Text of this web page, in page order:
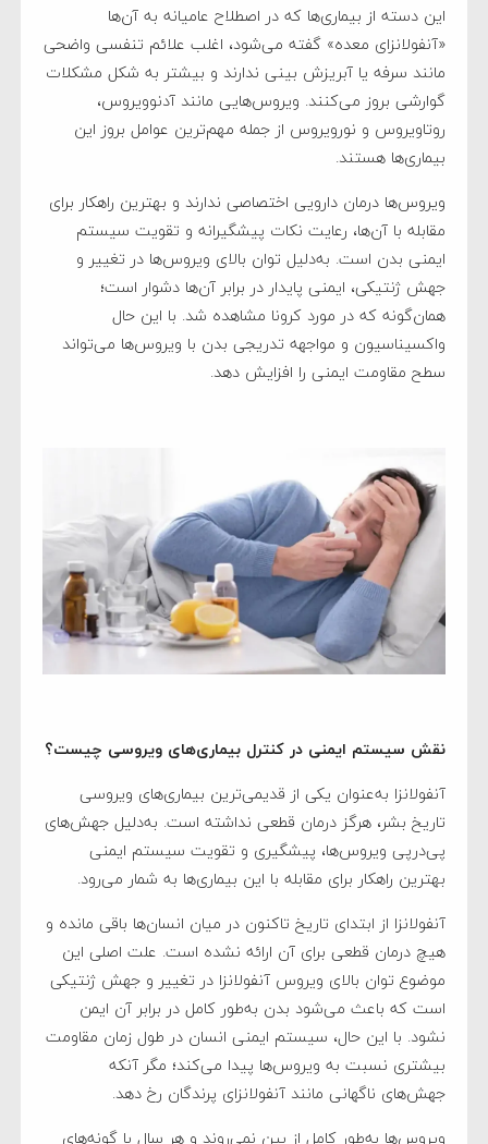
این دسته از بیماری‌ها که در اصطلاح عامیانه به آن‌ها
«آنفولانزای معده» گفته می‌شود، اغلب علائم تنفسی واضحی
مانند سرفه یا آبریزش بینی ندارند و بیشتر به شکل مشکلات
گوارشی بروز می‌کنند. ویروس‌هایی مانند آدنوویروس،
روتاویروس و نورویروس از جمله مهم‌ترین عوامل بروز این
بیماری‌ها هستند.
ویروس‌ها درمان دارویی اختصاصی ندارند و بهترین راهکار برای
مقابله با آن‌ها، رعایت نکات پیشگیرانه و تقویت سیستم
ایمنی بدن است. به‌دلیل توان بالای ویروس‌ها در تغییر و
جهش ژنتیکی، ایمنی پایدار در برابر آن‌ها دشوار است؛
همان‌گونه که در مورد کرونا مشاهده شد. با این حال
واکسیناسیون و مواجهه تدریجی بدن با ویروس‌ها می‌تواند
سطح مقاومت ایمنی را افزایش دهد.
نقش سیستم ایمنی در کنترل بیماری‌های ویروسی چیست؟
آنفولانزا به‌عنوان یکی از قدیمی‌ترین بیماری‌های ویروسی
تاریخ بشر، هرگز درمان قطعی نداشته است. به‌دلیل جهش‌های
پی‌درپی ویروس‌ها، پیشگیری و تقویت سیستم ایمنی
بهترین راهکار برای مقابله با این بیماری‌ها به شمار می‌رود.
آنفولانزا از ابتدای تاریخ تاکنون در میان انسان‌ها باقی مانده و
هیچ درمان قطعی برای آن ارائه نشده است. علت اصلی این
موضوع توان بالای ویروس آنفولانزا در تغییر و جهش ژنتیکی
است که باعث می‌شود بدن به‌طور کامل در برابر آن ایمن
نشود. با این حال، سیستم ایمنی انسان در طول زمان مقاومت
بیشتری نسبت به ویروس‌ها پیدا می‌کند؛ مگر آنکه
جهش‌های ناگهانی مانند آنفولانزای پرندگان رخ دهد.
ویروس‌ها به‌طور کامل از بین نمی‌روند و هر سال با گونه‌های